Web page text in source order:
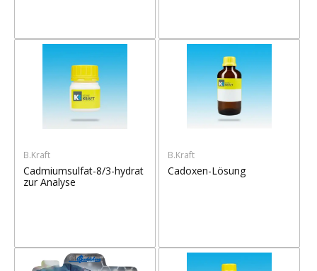
B.Kraft
Cadmiumsulfat-8/3-hydrat
zur Analyse
B.Kraft
Cadoxen-Lösung